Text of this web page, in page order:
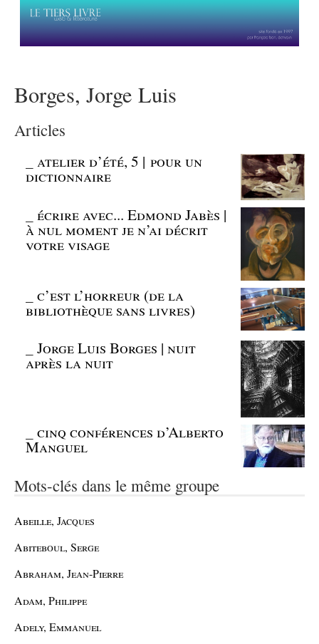
Borges, Jorge Luis
Articles
_atelier d’été, 5 | pour un
dictionnaire
_écrire avec... Edmond Jabès |
à nul moment je n’ai décrit
votre visage
_c’est l’horreur (de la
bibliothèque sans livres)
_Jorge Luis Borges | nuit
après la nuit
_cinq conférences d’Alberto
Manguel
Mots-clés dans le même groupe
Abeille, Jacques
Abiteboul, Serge
Abraham, Jean-Pierre
Adam, Philippe
Adely, Emmanuel